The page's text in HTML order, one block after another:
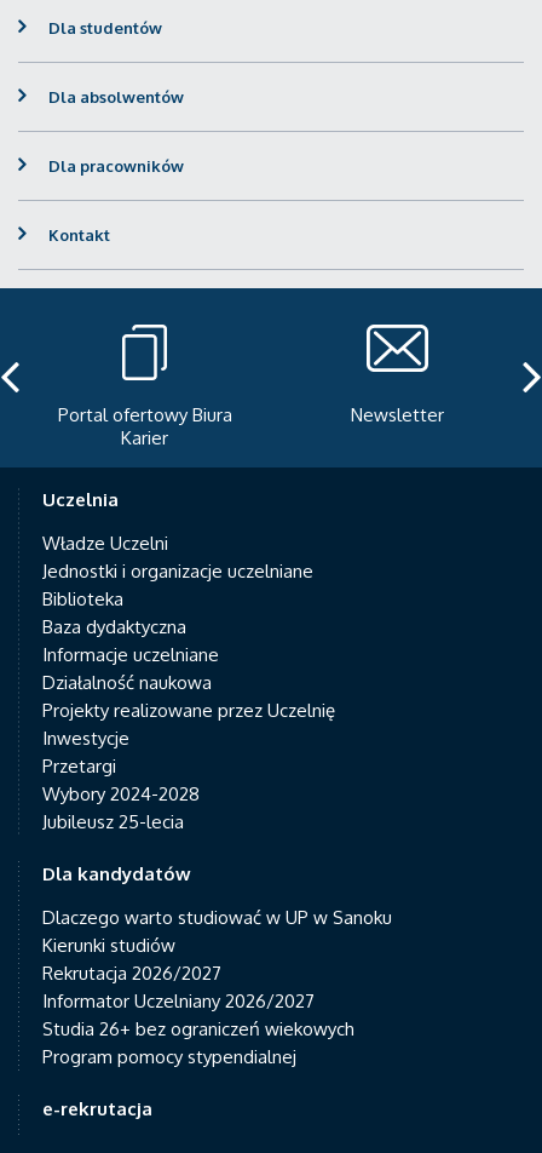
Dla studentów
Dla absolwentów
Dla pracowników
Kontakt
Portal ofertowy Biura
Karier
Newsletter
Uczelnia
Władze Uczelni
Jednostki i organizacje uczelniane
Biblioteka
Baza dydaktyczna
Informacje uczelniane
Działalność naukowa
Projekty realizowane przez Uczelnię
Inwestycje
Przetargi
Wybory 2024-2028
Jubileusz 25-lecia
Dla kandydatów
Dlaczego warto studiować w UP w Sanoku
Kierunki studiów
Rekrutacja 2026/2027
Informator Uczelniany 2026/2027
Studia 26+ bez ograniczeń wiekowych
Program pomocy stypendialnej
e-rekrutacja